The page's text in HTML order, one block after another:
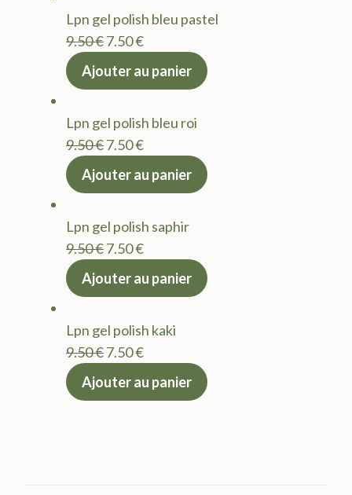
9.50 €.7.50 €.
Lpn gel polish bleu pastel
9.50€Le
prix
9.50 €.
7.50€Le
actuel
7.50 €.
Ajouter au panier
Lpn gel polish bleu roi
9.50€Le
prix
9.50 €.
7.50€Le
actuel
7.50 €.
Ajouter au panier
Lpn gel polish saphir
9.50€Le
prix
9.50 €.
7.50€Le
actuel
7.50 €.
Ajouter au panier
Lpn gel polish kaki
9.50€Le
prix
7.50€Le
actuel
Ajouter au panier